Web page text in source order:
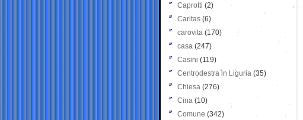
Caprotti (2)
Caritas (6)
carovita (170)
casa (247)
Casini (119)
Centrodestra in Liguria (35)
Chiesa (276)
Cina (10)
Comune (342)